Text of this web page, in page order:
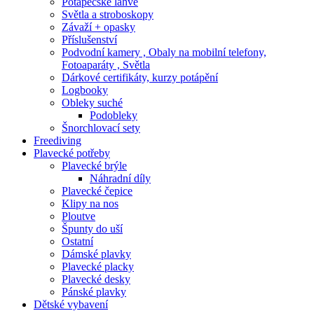
Světla a stroboskopy
Závaží + opasky
Příslušenství
Podvodní kamery , Obaly na mobilní telefony,
Fotoaparáty , Světla
Dárkové certifikáty, kurzy potápění
Logbooky
Obleky suché
Podobleky
Šnorchlovací sety
Freediving
Plavecké potřeby
Plavecké brýle
Náhradní díly
Plavecké čepice
Klipy na nos
Ploutve
Špunty do uší
Ostatní
Dámské plavky
Plavecké placky
Plavecké desky
Pánské plavky
Dětské vybavení